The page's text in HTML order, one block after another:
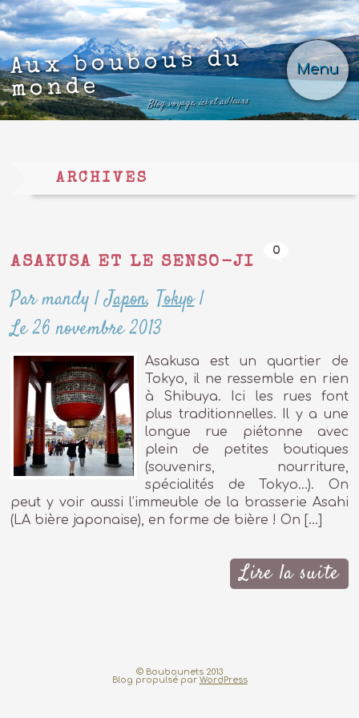
Menu
Aux boubous du
monde
Blog voyage, ici et ailleurs
ARCHIVES
ASAKUSA ET LE SENSO-JI
0
Par mandy |Japon,Tokyo|
Le 26 novembre 2013
Asakusa est un quartier de
Tokyo, il ne ressemble en rien
à Shibuya. Ici les rues font
plus traditionnelles. Il y a une
longue rue piétonne avec
plein de petites boutiques
(souvenirs, nourriture,
spécialités de Tokyo…). On
peut y voir aussi l’immeuble de la brasserie Asahi
(LA bière japonaise), en forme de bière ! On […]
Lire la suite
© Boubounets 2013
Blog propulsé par WordPress